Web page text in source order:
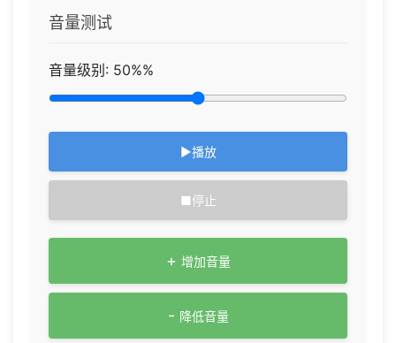
音量测试
音量级别: 50%%
▶播放
■停止
+ 增加音量
- 降低音量